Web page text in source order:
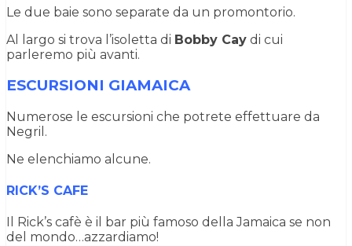
Le due baie sono separate da un promontorio.
Al largo si trova l’isoletta di Bobby Cay di cui
parleremo più avanti.
ESCURSIONI GIAMAICA
Numerose le escursioni che potrete effettuare da
Negril.
Ne elenchiamo alcune.
RICK’S CAFE
Il Rick’s cafè è il bar più famoso della Jamaica se non
del mondo…azzardiamo!